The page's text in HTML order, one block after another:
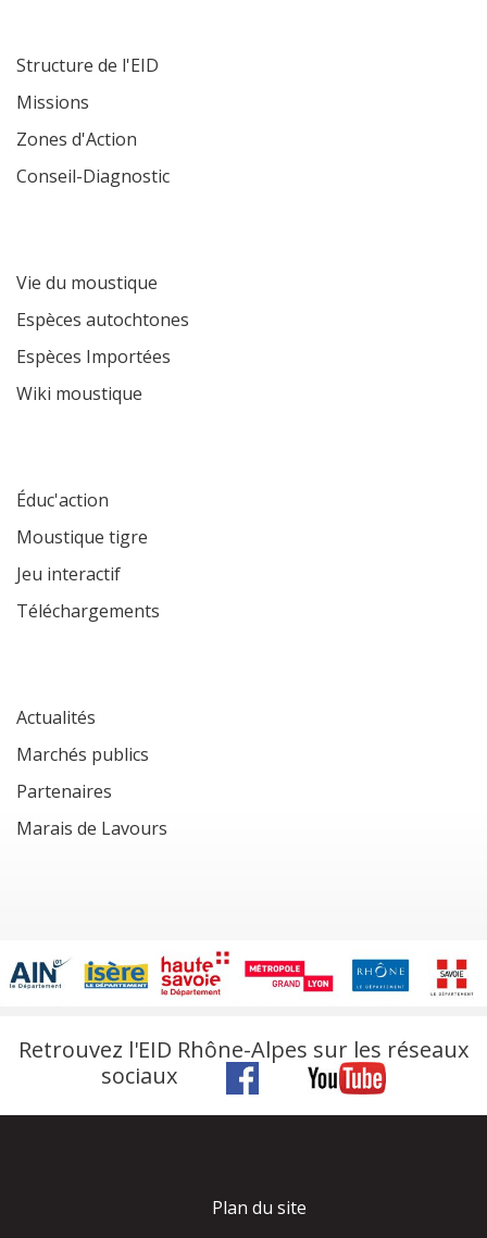
Structure de l'EID
Missions
Zones d'Action
Conseil-Diagnostic
Vie du moustique
Espèces autochtones
Espèces Importées
Wiki moustique
Éduc'action
Moustique tigre
Jeu interactif
Téléchargements
Actualités
Marchés publics
Partenaires
Marais de Lavours
Retrouvez l'EID Rhône-Alpes sur les réseaux
sociaux
Plan du site